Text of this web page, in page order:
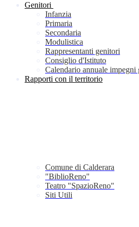
Genitori
Infanzia
Primaria
Secondaria
Modulistica
Rappresentanti genitori
Consiglio d'Istituto
Calendario annuale impegni
Rapporti con il territorio
Comune di Calderara
"BiblioReno"
Teatro "SpazioReno"
Siti Utili